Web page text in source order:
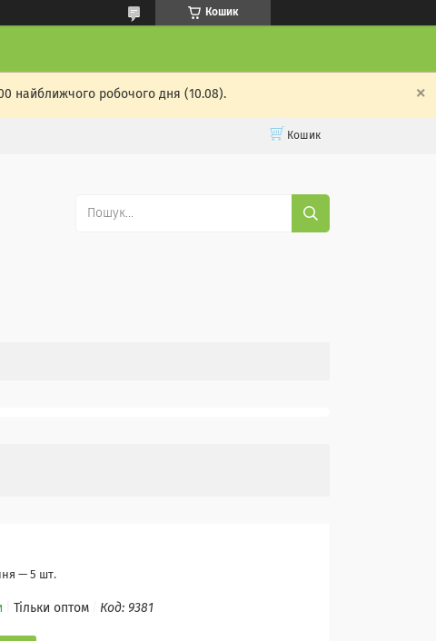
Кошик
найближчого робочого дня (10.08).
Кошик
— 5 шт.
Тільки оптом Код: 9381